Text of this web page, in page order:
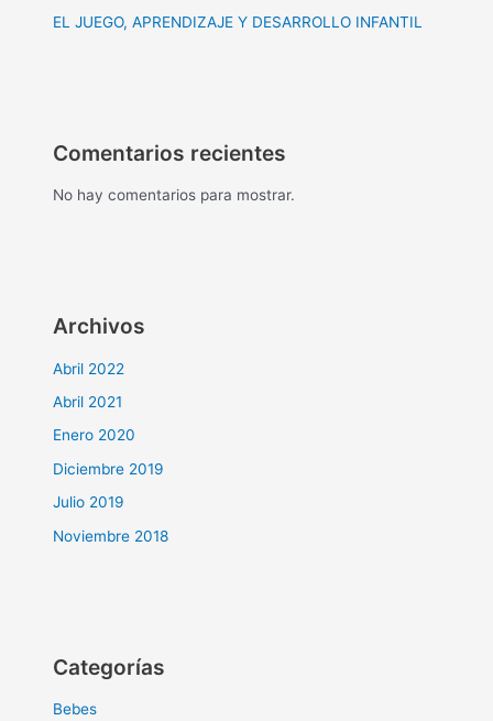
EL JUEGO, APRENDIZAJE Y DESARROLLO INFANTIL
Comentarios recientes
No hay comentarios para mostrar.
Archivos
Abril 2022
Abril 2021
Enero 2020
Diciembre 2019
Julio 2019
Noviembre 2018
Categorías
Bebes